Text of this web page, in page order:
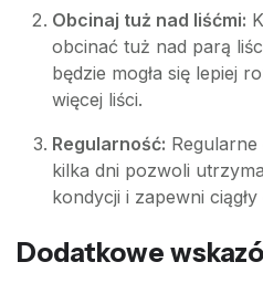
Obcinaj tuż nad liśćmi:
obcinać tuż nad parą
będzie mogła się lepiej
więcej liści.
Regularność:
kilka dni pozwoli
kondycji i zapewni
Dodatkowe